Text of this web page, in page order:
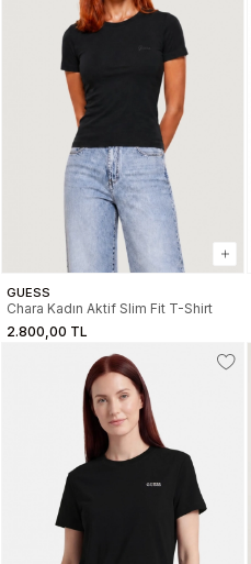
GUESS
Chara Kadın Aktif Slim Fit T-Shirt
2.800,00 TL